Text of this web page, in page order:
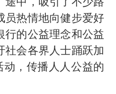
员热情地向健步爱好
行的公益理念和公益
社会各界人士踊跃加
动，传播人人公益的